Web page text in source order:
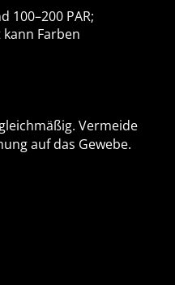
100–200 PAR;
Farben
Vermeide
auf das Gewebe.